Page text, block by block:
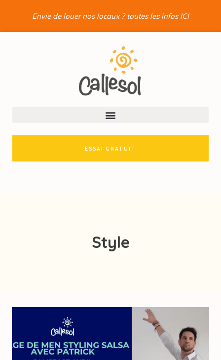
Envie de louer nos locaux ? toutes les infos ICI
ESSAI GRATUIT
Style